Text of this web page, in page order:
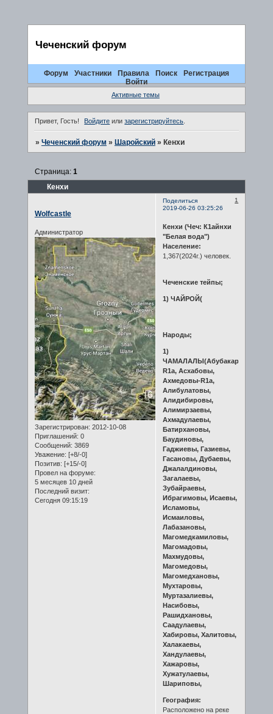
Чеченский форум
Форум Участники Правила Поиск
Регистрация
Войти
Активные темы
Привет, Гость! Войдите илизарегистрируйтесь.
» Чеченский форум » Шаройский » Кенхи
Кенхи
Страница: 1
Поделиться
1
2019-06-26 03:25:26
Wolfcastle
Администратор
Зарегистрирован: 2012-10-08
Приглашений: 0
Сообщений: 3869
Уважение: [+8/-0]
Позитив: [+15/-0]
Провел на форуме:
5 месяцев 10 дней
Последний визит:
Сегодня 09:15:19
Кенхи (Чеч: К1айнхи
"Белая вода")
Население:
1,367(2024г.) человек.
Чеченские тейпы;
1) ЧАЙРОЙ(
Народы;
1)
ЧАМАЛАЛЫ(Абубакаровы-
R1a, Асхабовы,
Ахмедовы-R1a,
Алибулатовы,
Алидибировы,
Алимирзаевы,
Ахмадулаевы,
Батирхановы,
Баудиновы,
Гаджиевы, Газиевы,
Гасановы, Дубаевы,
Джалалдиновы,
Загалаевы,
Зубайраевы,
Ибрагимовы, Исаевы,
Исламовы,
Исмаиловы,
Лабазановы,
Магомедкамиловы,
Магомадовы,
Махмудовы,
Магомедовы,
Магомедхановы,
Мухтаровы,
Муртазалиевы,
Насибовы,
Рашидхановы,
Саадулаевы,
Хабировы, Халитовы,
Халакаевы,
Хандулаевы,
Хажаровы,
Хужатулаевы,
Шариповы,
География:
Расположено на реке